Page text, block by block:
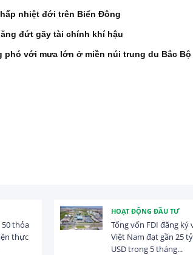
nhiệt đới trên Biển Đông
đứt gãy tài chính khí hậu
phó với mưa lớn ở miền núi trung du Bắc Bộ
thỏa
thực
HOẠT ĐỘNG ĐẦU TƯ
Tổng vốn FDI đăng ký
Việt Nam đạt gần 25 tỷ
USD trong 5 tháng...